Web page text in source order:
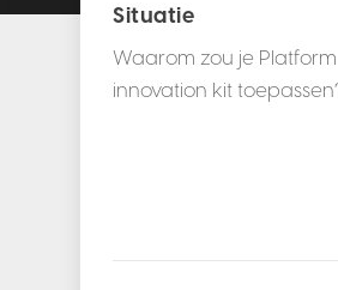
Situatie
Waarom zou je Platform
innovation kit